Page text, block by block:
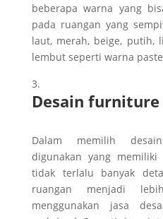
beberapa warna yang
pada ruangan yang
laut, merah, beige, putih,
lembut seperti warna
Desain furniture
Dalam memilih
digunakan yang
tidak terlalu banyak
ruangan menjadi
menggunakan jasa